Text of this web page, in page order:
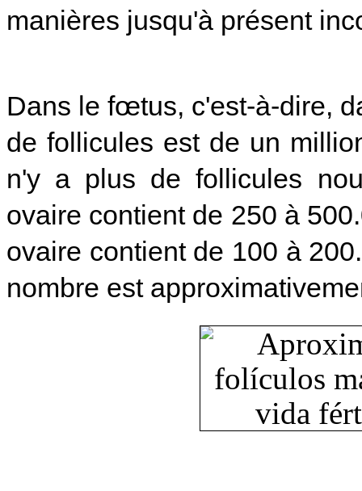
manières jusqu'à présent
Dans le fœtus, c'est-à-dire,
de follicules est de un
n'y a plus de follicules
ovaire contient de 250 à
ovaire contient de 100 à
nombre est